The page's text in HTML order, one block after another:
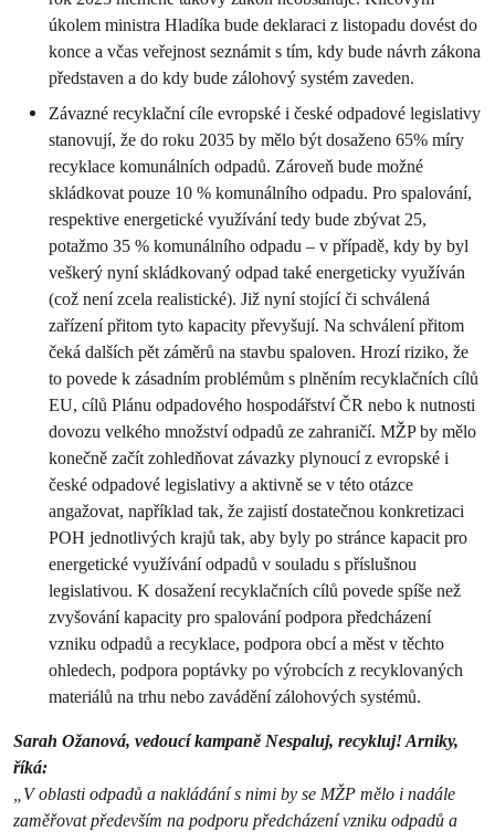
úkolem ministra Hladíka bude deklaraci z listopadu dovést do
konce a včas veřejnost seznámit s tím, kdy bude návrh zákona
představen a do kdy bude zálohový systém zaveden.
Závazné recyklační cíle evropské i české odpadové legislativy
stanovují, že do roku 2035 by mělo být dosaženo 65% míry
recyklace komunálních odpadů. Zároveň bude možné
skládkovat pouze 10 % komunálního odpadu. Pro spalování,
respektive energetické využívání tedy bude zbývat 25,
potažmo 35 % komunálního odpadu – v případě, kdy by byl
veškerý nyní skládkovaný odpad také energeticky využíván
(což není zcela realistické). Již nyní stojící či schválená
zařízení přitom tyto kapacity převyšují. Na schválení přitom
čeká dalších pět záměrů na stavbu spaloven. Hrozí riziko, že
to povede k zásadním problémům s plněním recyklačních cílů
EU, cílů Plánu odpadového hospodářství ČR nebo k nutnosti
dovozu velkého množství odpadů ze zahraničí. MŽP by mělo
konečně začít zohledňovat závazky plynoucí z evropské i
české odpadové legislativy a aktivně se v této otázce
angažovat, například tak, že zajistí dostatečnou konkretizaci
POH jednotlivých krajů tak, aby byly po stránce kapacit pro
energetické využívání odpadů v souladu s příslušnou
legislativou. K dosažení recyklačních cílů povede spíše než
zvyšování kapacity pro spalování podpora předcházení
vzniku odpadů a recyklace, podpora obcí a měst v těchto
ohledech, podpora poptávky po výrobcích z recyklovaných
materiálů na trhu nebo zavádění zálohových systémů.
Sarah Ožanová, vedoucí kampaně Nespaluj, recykluj! Arniky,
říká:
„V oblasti odpadů a nakládání s nimi by se MŽP mělo i nadále
zaměřovat především na podporu předcházení vzniku odpadů a